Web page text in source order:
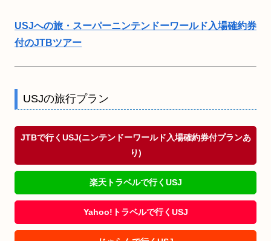
USJへの旅・スーパーニンテンドーワールド入場確約券
付のJTBツアー
USJの旅行プラン
JTBで行くUSJ(ニンテンドーワールド入場確約券付プランあ
り)
楽天トラベルで行くUSJ
Yahoo!トラベルで行くUSJ